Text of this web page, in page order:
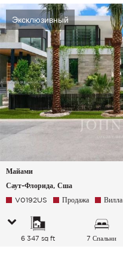
Эксклюзивный
Майами
Саут-Флорида, Сша
V0192US Продажа Вилла
6 347 sq ft 7 Спальни